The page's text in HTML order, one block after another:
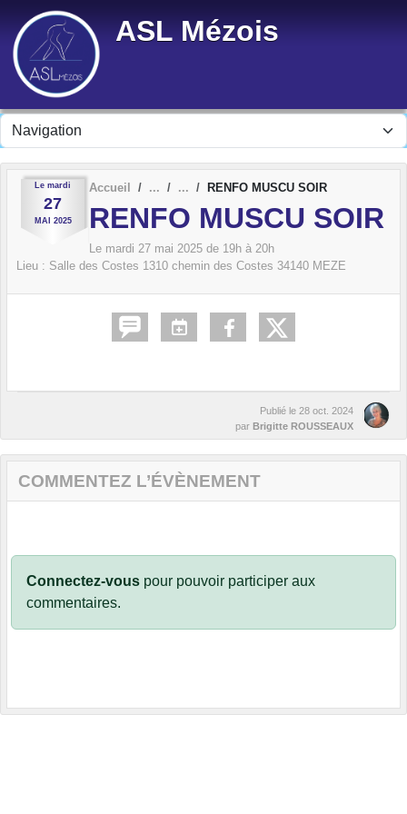
ASL Mézois
Le mardi
27
MAI 2025
Accueil RENFO MUSCU SOIR
RENFO MUSCU SOIR
Le mardi 27 mai 2025 de 19h à 20h
Lieu : Salle des Costes 1310 chemin des Costes 34140 MEZE
Publié le 28 oct. 2024
par Brigitte ROUSSEAUX
COMMENTEZ L’ÉVÈNEMENT
Connectez-vous pour pouvoir participer aux
commentaires.
Panneau de gestion des cookies